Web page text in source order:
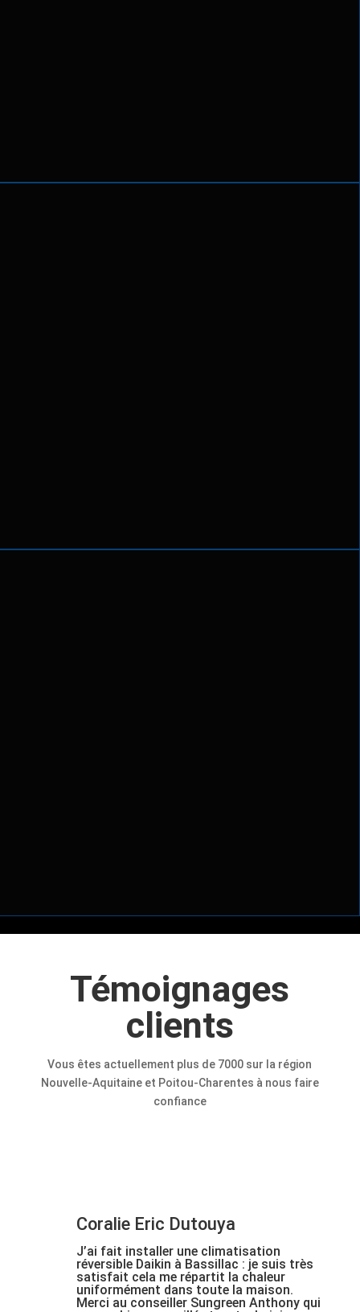
Témoignages
clients
Vous êtes actuellement plus de 7000 sur la région
Nouvelle-Aquitaine et Poitou-Charentes à nous faire
confiance
Coralie Eric Dutouya
J’ai fait installer une climatisation
réversible Daikin à Bassillac : je suis très
satisfait cela me répartit la chaleur
uniformément dans toute la maison.
Merci au conseiller Sungreen Anthony qui